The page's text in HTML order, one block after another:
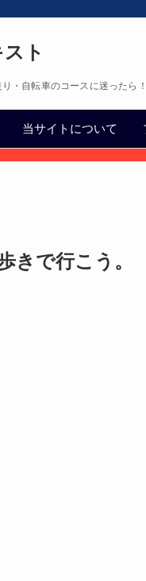
ト
・自転車のコースに迷ったら！
当サイトについて
きで行こう。